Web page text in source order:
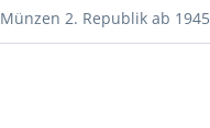
Münzen 2. Republik ab 1945